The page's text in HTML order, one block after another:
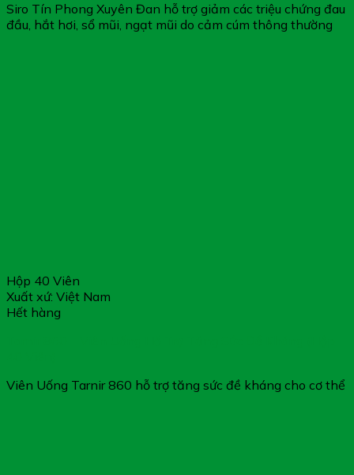
Siro Tín Phong Xuyên Đan hỗ trợ giảm các triệu chứng đau
đầu, hắt hơi, sổ mũi, ngạt mũi do cảm cúm thông thường
Hộp 40 Viên
Xuất xứ: Việt Nam
Hết hàng
Viên Uống Tarnir 860 hỗ trợ tăng sức đề kháng cho cơ thể